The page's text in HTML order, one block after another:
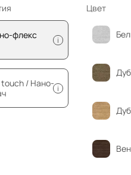
флекс
i
/ Нано- i
Цвет